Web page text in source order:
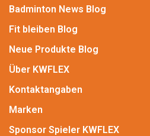
Badminton News Blog
Fit bleiben Blog
Neue Produkte Blog
Über KWFLEX
Kontaktangaben
Marken
Sponsor Spieler KWFLEX